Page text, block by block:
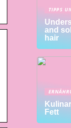
TIPPS
and
hair
Fett